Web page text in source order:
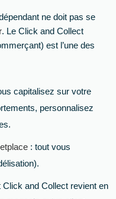
ne doit pas se
. Le Click and Collect
est l’une des
capitalisez sur votre
personnalisez
: tout vous
Click and Collect revient en